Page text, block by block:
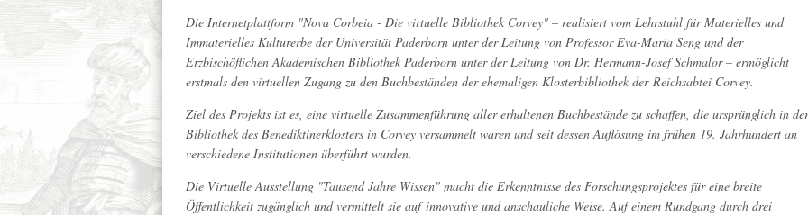
Die Internetplattform "Nova Corbeia - Die virtuelle Bibliothek Corvey" – realisiert vom Lehrstuhl für Materielles und
Immaterielles Kulturerbe der Universität Paderborn unter der Leitung von Professor Eva-Maria Seng und der
Erzbischöflichen Akademischen Bibliothek Paderborn unter der Leitung von Dr. Hermann-Josef Schmalor – ermöglicht
erstmals den virtuellen Zugang zu den Buchbeständen der ehemaligen Klosterbibliothek der Reichsabtei Corvey.
Ziel des Projekts ist es, eine virtuelle Zusammenführung aller erhaltenen Buchbestände zu schaffen, die ursprünglich in der
Bibliothek des Benediktinerklosters in Corvey versammelt waren und seit dessen Auflösung im frühen 19. Jahrhundert an
verschiedene Institutionen überführt wurden.
Die Virtuelle Ausstellung "Tausend Jahre Wissen" macht die Erkenntnisse des Forschungsprojektes für eine breite
Öffentlichkeit zugänglich und vermittelt sie auf innovative und anschauliche Weise. Auf einem Rundgang durch drei